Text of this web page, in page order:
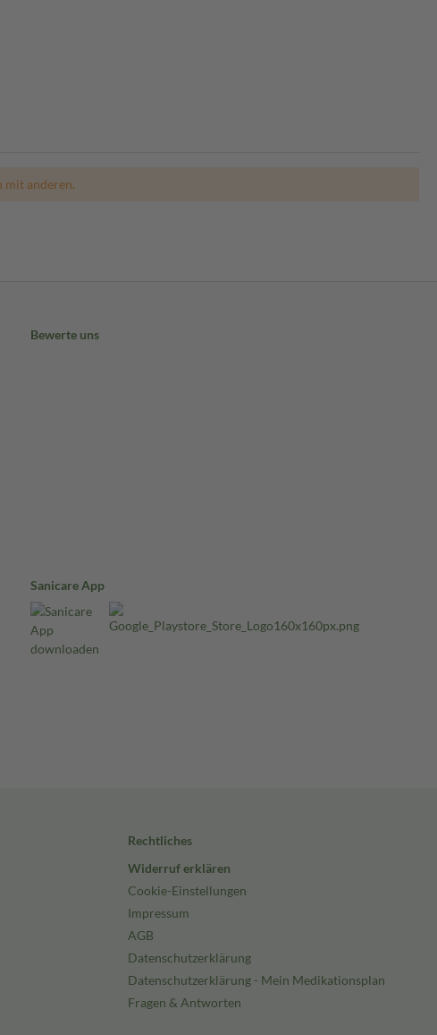
mit anderen.
Bewerte uns
Sanicare App
Rechtliches
Widerruf erklären
Cookie-Einstellungen
Impressum
AGB
Datenschutzerklärung
Datenschutzerklärung - Mein Medikationsplan
Fragen & Antworten